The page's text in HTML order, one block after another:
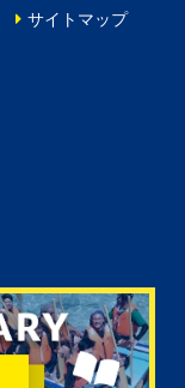
サイトマップ